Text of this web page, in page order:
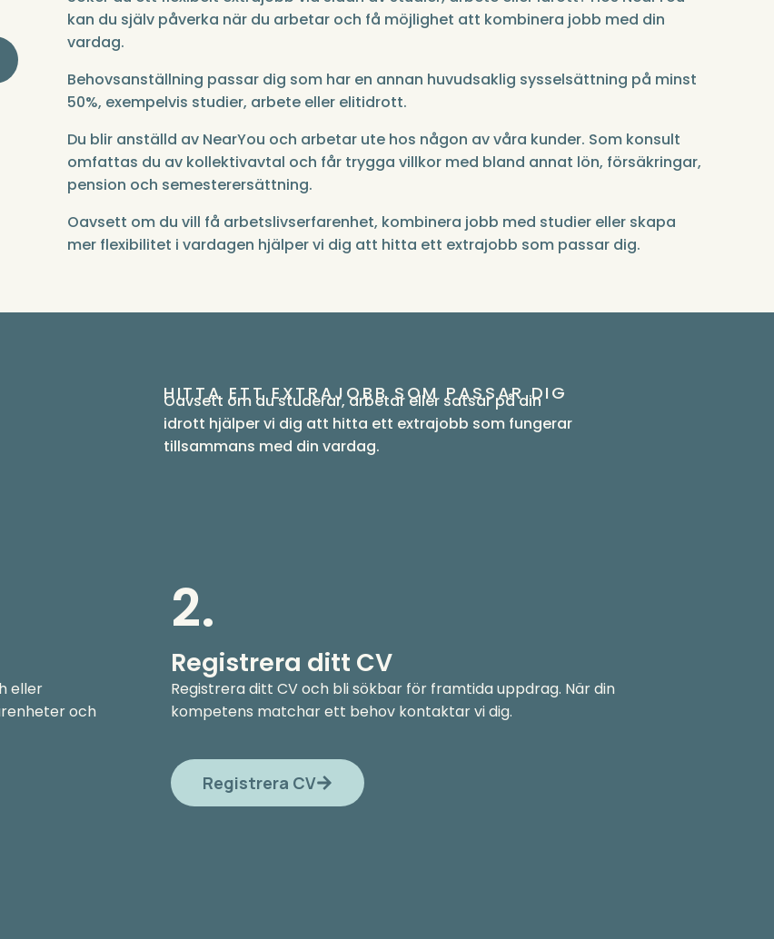
kan du själv påverka när du arbetar och få möjlighet att kombinera jobb med din
vardag.
Behovsanställning passar dig som har en annan huvudsaklig sysselsättning på minst
50%, exempelvis studier, arbete eller elitidrott.
Du blir anställd av NearYou och arbetar ute hos någon av våra kunder. Som konsult
omfattas du av kollektivavtal och får trygga villkor med bland annat lön, försäkringar,
pension och semesterersättning.
Oavsett om du vill få arbetslivserfarenhet, kombinera jobb med studier eller skapa
mer flexibilitet i vardagen hjälper vi dig att hitta ett extrajobb som passar dig.
HITTA ETT EXTRAJOBB SOM PASSAR DIG
Oavsett om du studerar, arbetar eller satsar på din
idrott hjälper vi dig att hitta ett extrajobb som fungerar
tillsammans med din vardag.
eller
och
2.
Registrera ditt CV
Registrera ditt CV och bli sökbar för framtida uppdrag. När din
kompetens matchar ett behov kontaktar vi dig.
Registrera CV